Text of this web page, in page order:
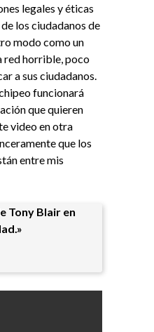
legales y éticas
los ciudadanos de
modo como un
red horrible, poco
a sus ciudadanos.
funcionará
que quieren
video en otra
que los
entre mis
Tony Blair en